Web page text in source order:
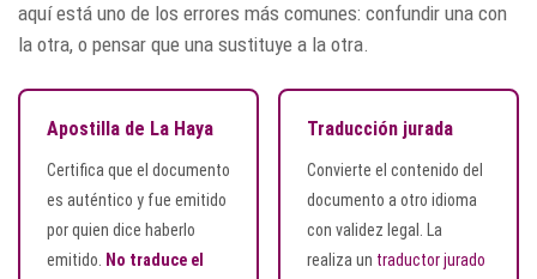
aquí está uno de los errores más comunes: confundir una con
la otra, o pensar que una sustituye a la otra.
Apostilla de La Haya
Certifica que el documento
es auténtico y fue emitido
por quien dice haberlo
emitido. No traduce el
Traducción jurada
Convierte el contenido del
documento a otro idioma
con validez legal. La
realiza un traductor jurado